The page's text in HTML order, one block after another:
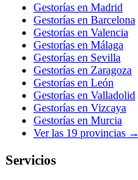
Gestorías en Madrid
Gestorías en Barcelona
Gestorías en Valencia
Gestorías en Málaga
Gestorías en Sevilla
Gestorías en Zaragoza
Gestorías en León
Gestorías en Valladolid
Gestorías en Vizcaya
Gestorías en Murcia
Ver las 19 provincias →
Servicios